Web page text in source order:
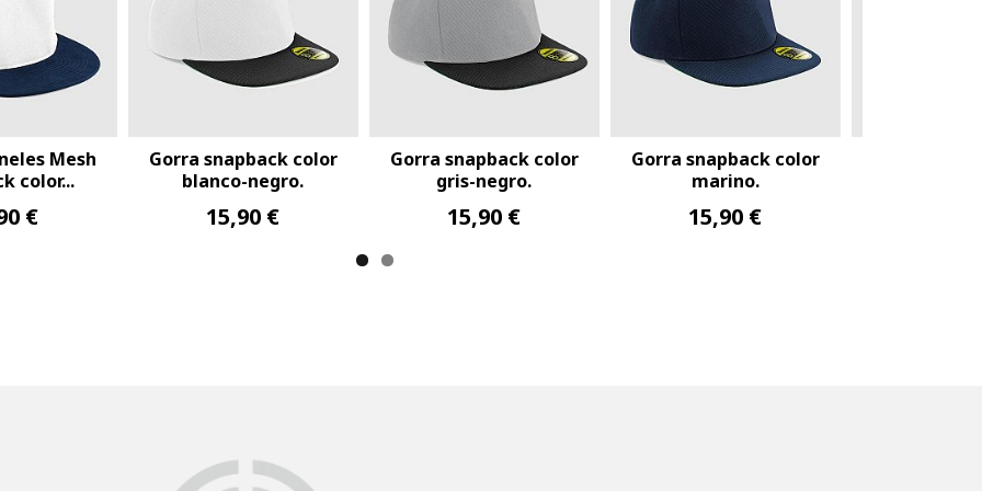
snapback color
marino.
15,90 €
Gorra snapback color
negro-gris.
15,90 €
Gorra snapback color
negro.
15,90 €
Gorra snapback color
rojo-negro.
15,90 €